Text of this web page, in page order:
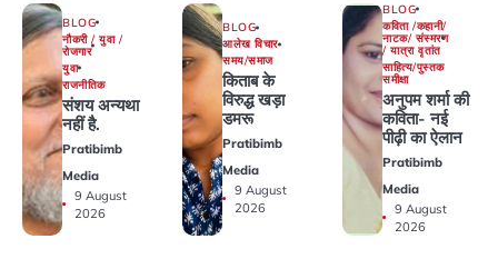
BLOG
नौकरी / युवा /
रोजगार
युवा
राजनीतिक
संशय अन्यथा
नहीं है.
Pratibimb
Media
9 August
2026
BLOG
आलेख विचार
समय/समाज
किताब के
विरुद्ध खड़ा
डमरू
Pratibimb
Media
9 August
2026
BLOG
कविता /कहानी/
नाटक/ संस्मरण
/ यात्रा वृतांत
साहित्य/पुस्तक
समीक्षा
अनुपम शर्मा की
कविता- नई
पीढ़ी का ऐलान
Pratibimb
Media
9 August
2026